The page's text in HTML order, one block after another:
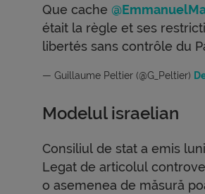
Que cache
était la règle et ses
libertés sans contrôle du
— Guillaume Peltier (@G_Peltier)
Modelul israelian
Consiliul de stat a emis
Legat de articolul
o asemenea de măsură